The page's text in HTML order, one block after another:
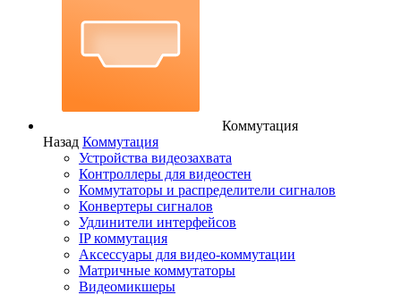
Коммутация
Назад Коммутация
Устройства видеозахвата
Контроллеры для видеостен
Коммутаторы и распределители сигналов
Конвертеры сигналов
Удлинители интерфейсов
IP коммутация
Аксессуары для видео-коммутации
Матричные коммутаторы
Видеомикшеры